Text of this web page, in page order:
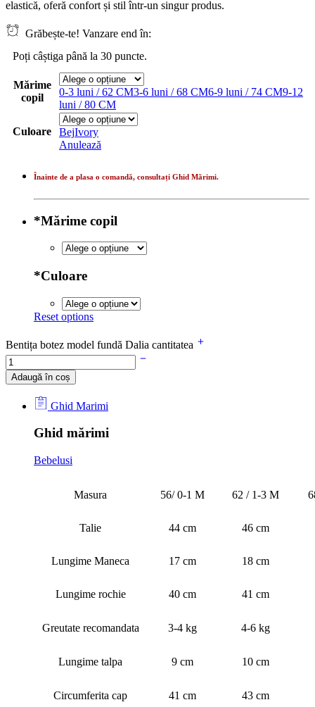
elastică, oferă confort și stil într-un singur produs.
Grăbește-te! Vanzare end în:
Poți câștiga până la 30 puncte.
Mărime
copil
0-3 luni / 62 CM3-6 luni / 68 CM6-9 luni / 74 CM9-12
luni / 80 CM
Culoare BejIvory
Anulează
Înainte de a plasa o comandă, consultați Ghid Mărimi.
*Mărime copil
*Culoare
Reset options
Bentița botez model fundă Dalia cantitatea
Adaugă în coș
Ghid Marimi
Ghid mărimi
Bebelusi
Masura 56/ 0-1 M 62 / 1-3 M
Talie 44 cm 46 cm
Lungime Maneca 17 cm 18 cm
Lungime rochie 40 cm 41 cm
Greutate recomandata 3-4 kg 4-6 kg
Lungime talpa 9 cm 10 cm
Circumferita cap 41 cm 43 cm